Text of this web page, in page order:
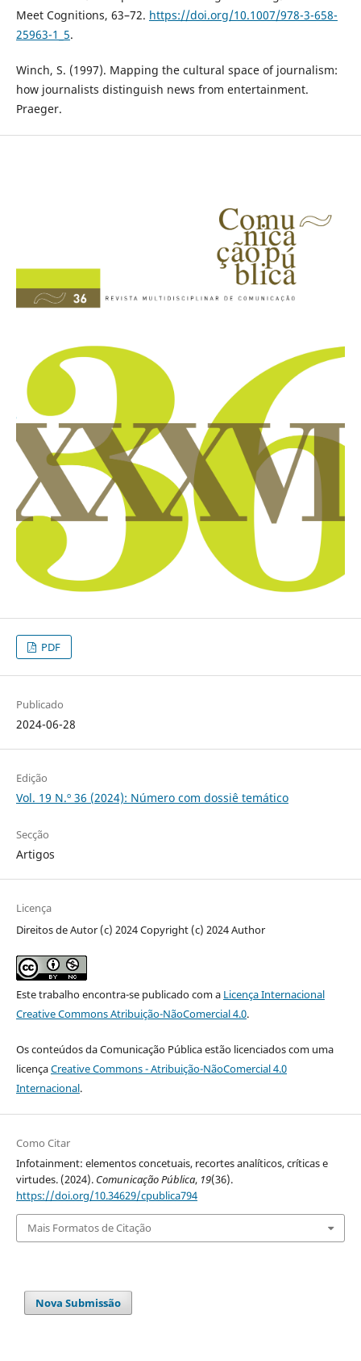
Meet Cognitions, 63–72. https://doi.org/10.1007/978-3-658-
25963-1_5.
Winch, S. (1997). Mapping the cultural space of journalism:
how journalists distinguish news from entertainment.
Praeger.
PDF
Publicado
2024-06-28
Edição
Vol. 19 N.º 36 (2024): Número com dossiê temático
Secção
Artigos
Licença
Direitos de Autor (c) 2024 Copyright (c) 2024 Author
Este trabalho encontra-se publicado com a Licença Internacional
Creative Commons Atribuição-NãoComercial 4.0.
Os conteúdos da Comunicação Pública estão licenciados com uma
licençaCreative Commons - Atribuição-NãoComercial 4.0
Internacional.
Como Citar
Infotainment: elementos concetuais, recortes analíticos, críticas e
virtudes. (2024). Comunicação Pública, 19(36).
https://doi.org/10.34629/cpublica794
Mais Formatos de Citação
Nova Submissão